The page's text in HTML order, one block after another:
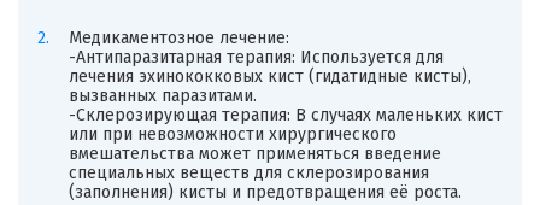
Медикаментозное лечение:
-Антипаразитарная терапия: Используется для
лечения эхинококковых кист (гидатидные кисты),
вызванных паразитами.
-Склерозирующая терапия: В случаях маленьких кист
или при невозможности хирургического
вмешательства может применяться введение
специальных веществ для склерозирования
(заполнения) кисты и предотвращения её роста.